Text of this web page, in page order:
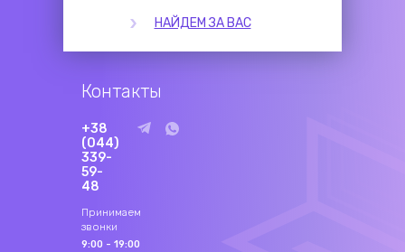
НАЙДЕМ ЗА ВАС
Контакты
+38
(044)
339-
59-
48
Принимаем
звонки
9:00 - 19:00